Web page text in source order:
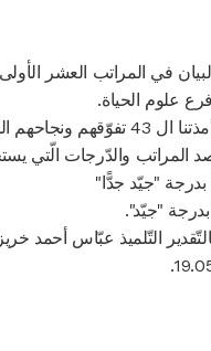
في المراتب العشر
علوم الحياة.
نبارك لتلامذتنا ال 43
المراتب والدّرجات الّتي
التّلميذ عبّاس أحمد